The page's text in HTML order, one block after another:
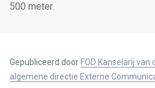
500 meter.
Gepubliceerd door FOD Kanselarij
algemene directie Externe